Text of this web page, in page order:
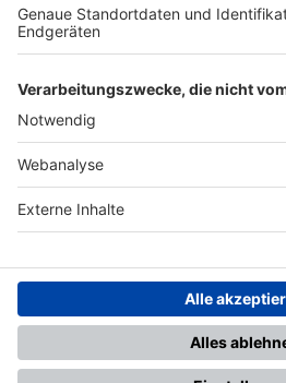
Nutzungsbedingungen Datenschutz